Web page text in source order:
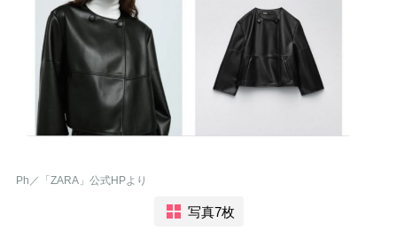
Ph／「ZARA」公式HPより
写真7枚